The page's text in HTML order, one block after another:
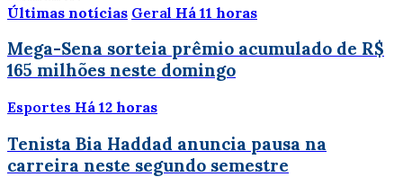
Últimas notícias Geral Há 11 horas
Mega-Sena sorteia prêmio acumulado de R$
165 milhões neste domingo
Esportes Há 12 horas
Tenista Bia Haddad anuncia pausa na
carreira neste segundo semestre